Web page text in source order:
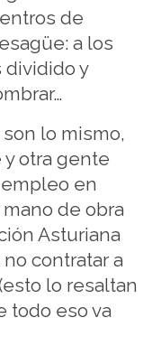
de
a los
dividido y
lo mismo,
otra gente
en
de obra
Asturiana
contratar a
lo resaltan
todo eso va